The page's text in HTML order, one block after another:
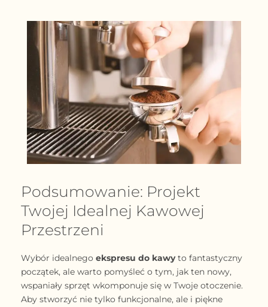
Podsumowanie: Projekt
Twojej Idealnej Kawowej
Przestrzeni
Wybór idealnego ekspresu do kawyto fantastyczny
początek, ale warto pomyśleć o tym, jak ten nowy,
wspaniały sprzęt wkomponuje się w Twoje otoczenie.
Aby stworzyć nie tylko funkcjonalne, ale i piękne